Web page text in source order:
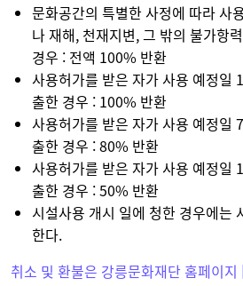
문화공간의 특별한 사정에 따라 사
나 재해, 천재지변, 그 밖의 불가항
경우 : 전액 100% 반환
사용허가를 받은 자가 사용 예정일
출한 경우 : 100% 반환
사용허가를 받은 자가 사용 예정일
출한 경우 : 80% 반환
사용허가를 받은 자가 사용 예정일
출한 경우 : 50% 반환
시설사용 개시 일에 청한 경우에는
한다.
취소 및 환불은 강릉문화재단 홈페이